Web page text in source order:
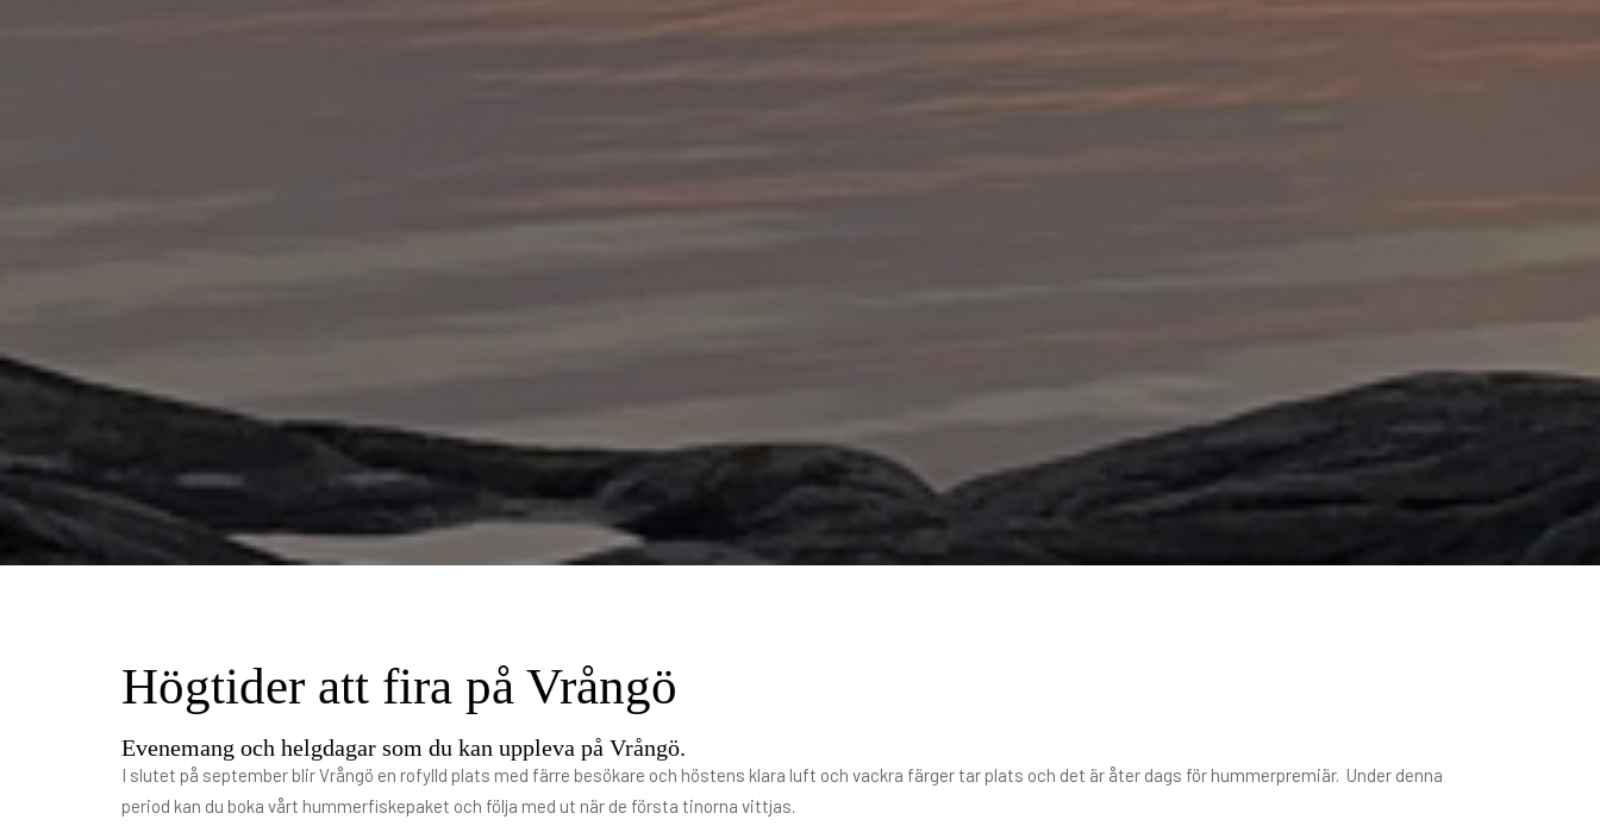
Högtider att fira på Vrångö
Evenemang och helgdagar som du kan uppleva på Vrångö.
I slutet på september blir Vrångö en rofylld plats med färre besökare och höstens klara luft och vackra färger tar plats och det är åter dags för hummerpremiär. Under denna
period kan du boka vårt hummerfiskepaket och följa med ut när de första tinorna vittjas.